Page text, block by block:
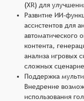
(XR) для
Развитие ИИ-
ассистентов для
автоматического
контента,
анализа игровых
сложных
Поддержка
Внедрение
использования